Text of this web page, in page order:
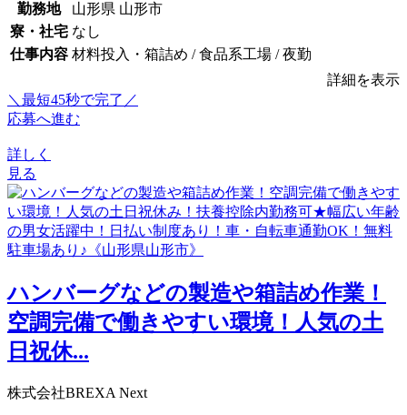
勤務地
山形県 山形市
寮・社宅 なし
仕事内容 材料投入・箱詰め / 食品系工場 / 夜勤
詳細を表示
＼最短45秒で完了／
応募へ進む
詳しく
見る
ハンバーグなどの製造や箱詰め作業！
空調完備で働きやすい環境！人気の土
日祝休...
株式会社BREXA Next